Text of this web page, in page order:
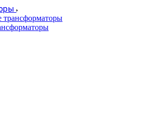
трансформаторы